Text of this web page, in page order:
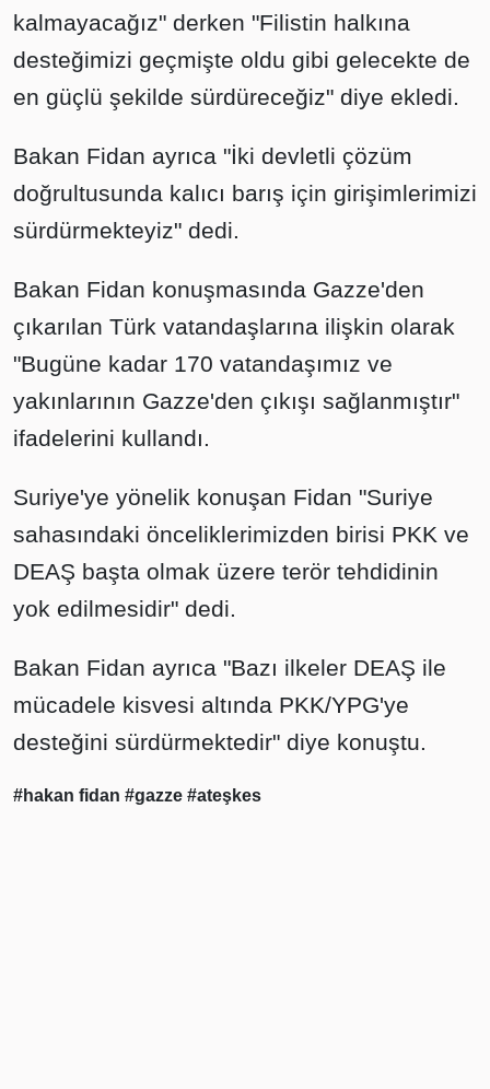
kalmayacağız" derken "Filistin halkına
desteğimizi geçmişte oldu gibi gelecekte de
en güçlü şekilde sürdüreceğiz" diye ekledi.
Bakan Fidan ayrıca "İki devletli çözüm
doğrultusunda kalıcı barış için girişimlerimizi
sürdürmekteyiz" dedi.
Bakan Fidan konuşmasında Gazze'den
çıkarılan Türk vatandaşlarına ilişkin olarak
"Bugüne kadar 170 vatandaşımız ve
yakınlarının Gazze'den çıkışı sağlanmıştır"
ifadelerini kullandı.
Suriye'ye yönelik konuşan Fidan "Suriye
sahasındaki önceliklerimizden birisi PKK ve
DEAŞ başta olmak üzere terör tehdidinin
yok edilmesidir" dedi.
Bakan Fidan ayrıca "Bazı ilkeler DEAŞ ile
mücadele kisvesi altında PKK/YPG'ye
desteğini sürdürmektedir" diye konuştu.
#hakan fidan #gazze #ateşkes